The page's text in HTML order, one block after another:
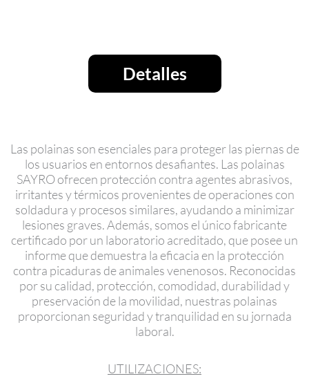
Detalles
Las polainas son esenciales para proteger las piernas de
los usuarios en entornos desafiantes. Las polainas
SAYRO ofrecen protección contra agentes abrasivos,
irritantes y térmicos provenientes de operaciones con
soldadura y procesos similares, ayudando a minimizar
lesiones graves. Además, somos el único fabricante
certificado por un laboratorio acreditado, que posee un
informe que demuestra la eficacia en la protección
contra picaduras de animales venenosos. Reconocidas
por su calidad, protección, comodidad, durabilidad y
preservación de la movilidad, nuestras polainas
proporcionan seguridad y tranquilidad en su jornada
laboral.
UTILIZACIONES: